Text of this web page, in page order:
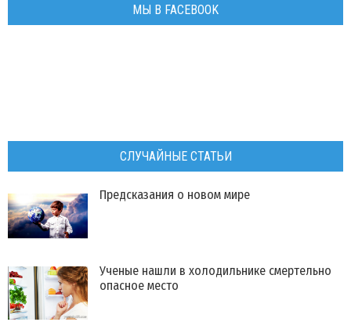
МЫ В FACEBOOK
СЛУЧАЙНЫЕ СТАТЬИ
Предсказания о новом мире
Ученые нашли в холодильнике смертельно
опасное место